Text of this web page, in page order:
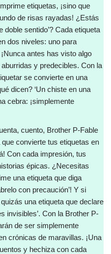
etiquetas, ¡sino que
de risas rayadas! ¿Estás
doble sentido’? Cada etiqueta
dos niveles: uno para
antes has visto algo
y predecibles. Con la
se convierte en una
dicen? ‘Un chiste en una
cebra: ¡simplemente
cuento, Brother P-Fable
convierte tus etiquetas en
Con cada impresión, tus
épicas. ¿Necesitas
una etiqueta que diga
con precaución’! Y si
una etiqueta que declare
invisibles’. Con la Brother P-
de ser simplemente
crónicas de maravillas. ¡Una
y hechiza con cada